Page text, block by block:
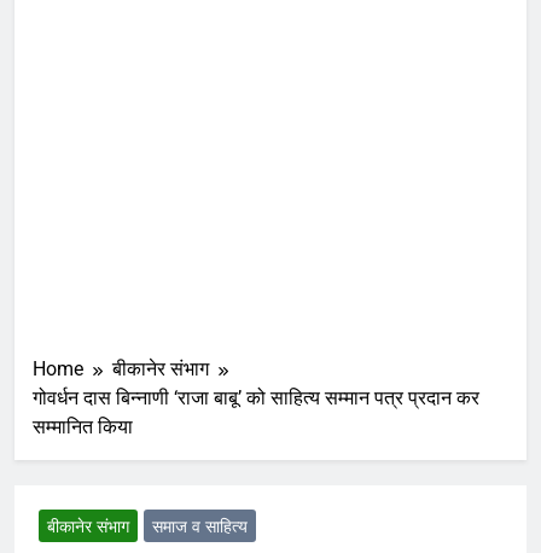
Home
बीकानेर संभाग
गोवर्धन दास बिन्नाणी ‘राजा बाबू’ को साहित्य सम्मान पत्र प्रदान कर
सम्मानित किया
बीकानेर संभाग समाज व साहित्य